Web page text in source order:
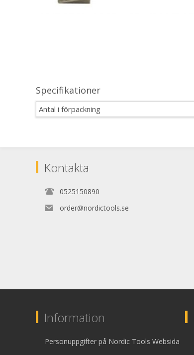
Specifikationer
Antal i förpackning
Kontakta
0525150890
order@nordictools.se
Information
Personuppgifter på Nordic Tools Websida